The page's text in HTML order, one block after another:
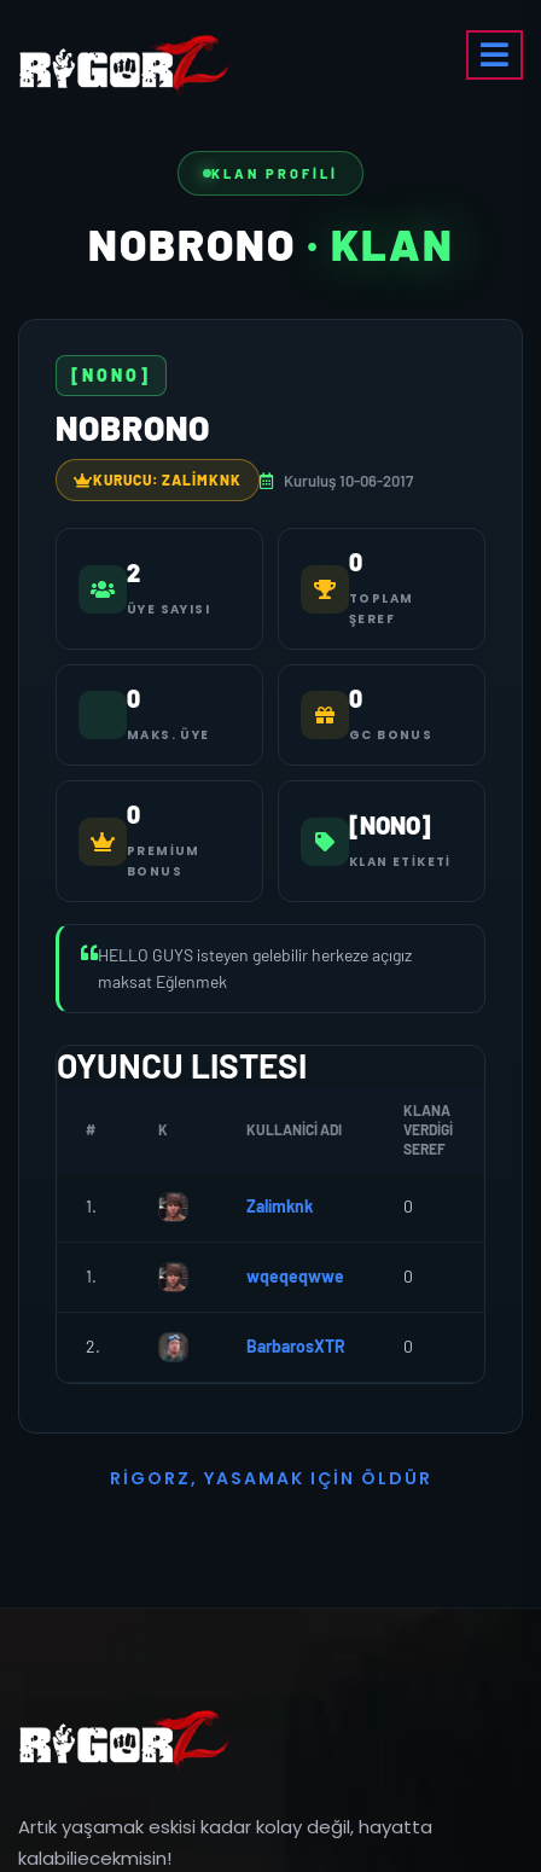
KLAN PROFILI
NOBRONO · KLAN
[NONO]
NOBRONO
KURUCU: ZALIMKNK Kuruluş 10-06-2017
2
ÜYE SAYISI
0
TOPLAM
ŞEREF
0
MAKS. ÜYE
0
GC BONUS
0
PREMIUM
BONUS
[NONO]
KLAN ETIKETI
HELLO GUYS isteyen gelebilir herkeze açıgız
maksat Eğlenmek
OYUNCU LISTESI
# K KULLANICI ADI
KLANA
VERDIGI
SEREF
1. Zalimknk 0
1. wqeqeqwwe 0
2. BarbarosXTR 0
R I G O R Z, YASAMAK I ÇI N Ö L D Ü R
Artık yaşamak eskisi kadar kolay değil, hayatta
kalabiliecekmisin!